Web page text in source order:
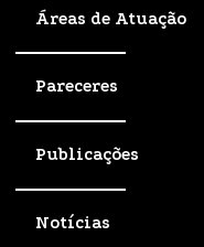
Áreas de Atuação
Pareceres
Publicações
Notícias